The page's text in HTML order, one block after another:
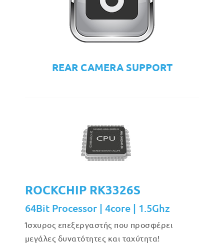
REAR CAMERA SUPPORT
ROCKCHIP RK3326S
64Bit Processor | 4core | 1.5Ghz
Ίσχυρος επεξεργαστής που προσφέρει
μεγάλες δυνατότητες και ταχύτητα!